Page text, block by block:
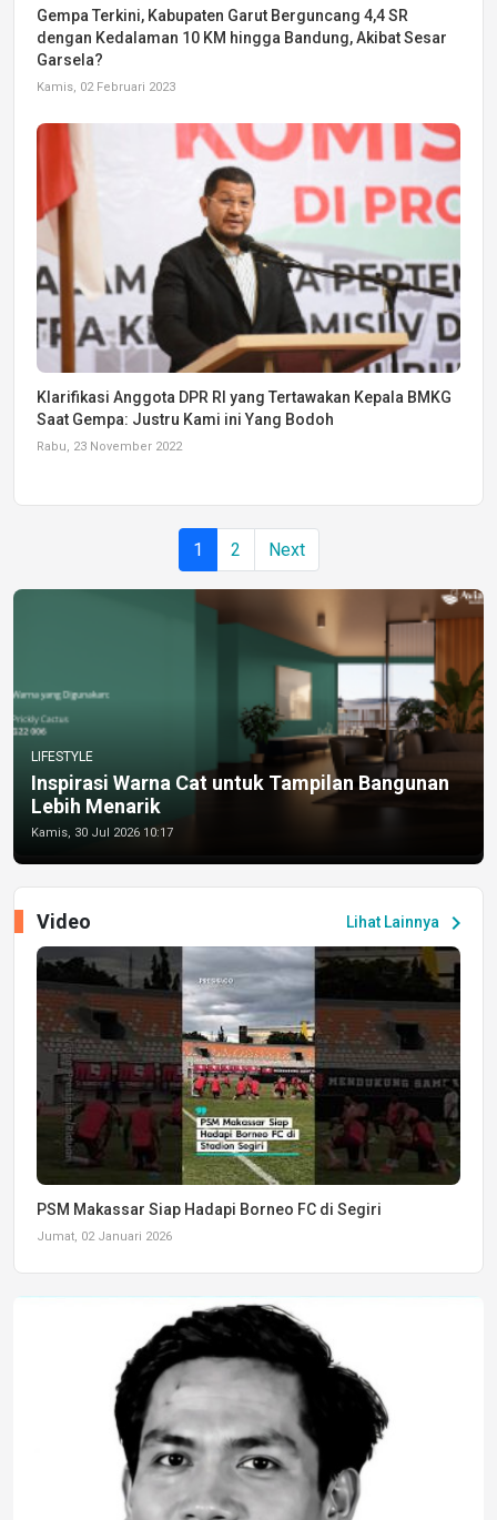
Gempa Terkini, Kabupaten Garut Berguncang 4,4 SR
dengan Kedalaman 10 KM hingga Bandung, Akibat Sesar
Garsela?
Kamis, 02 Februari 2023
Klarifikasi Anggota DPR RI yang Tertawakan Kepala BMKG
Saat Gempa: Justru Kami ini Yang Bodoh
Rabu, 23 November 2022
1 2 Next
LIFESTYLE
Inspirasi Warna Cat untuk Tampilan Bangunan
Lebih Menarik
Kamis, 30 Jul 2026 10:17
Lihat Lainnya chevron_right
Video
PSM Makassar Siap Hadapi Borneo FC di Segiri
Jumat, 02 Januari 2026